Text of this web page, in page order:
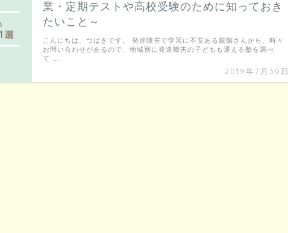
業・定期テストや高校受験のために知っておき
たいこと～
2019年7月30日
こんにちは、つばきです。 発達障害で学習に不安ある親御さんから、時々
お問い合わせがあるので、地域別に発達障害の子どもも通える塾を調べ
て …